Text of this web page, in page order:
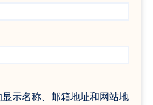
示名称、邮箱地址和网站地